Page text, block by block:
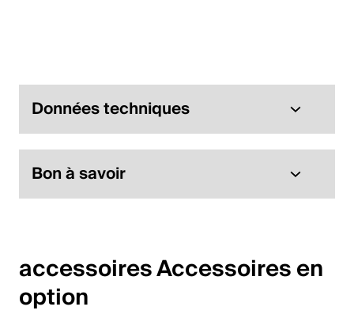
Données techniques
Bon à savoir
accessoires Accessoires en
option